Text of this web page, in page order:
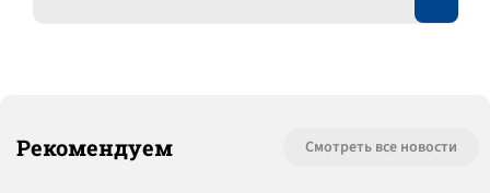
Рекомендуем Смотреть все новости